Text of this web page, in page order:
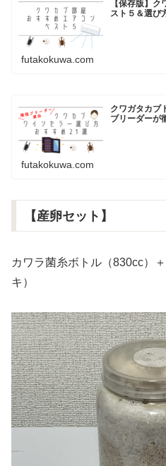
【保存版】
スト５＆選び
futakokuwa.com
クワガタカブ
ブリーダーが
futakokuwa.com
【産卵セット】
カワラ菌糸ボトル（830cc）
キ）